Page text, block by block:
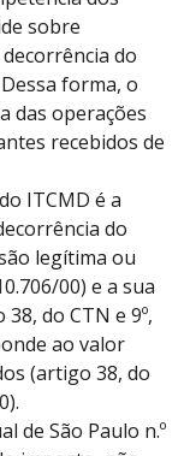
sobre
do
forma, o
das operações
recebidos de
ITCMD é a
do
legítima ou
00) e a sua
do CTN e 9º,
ao valor
(artigo 38, do
de São Paulo n.º